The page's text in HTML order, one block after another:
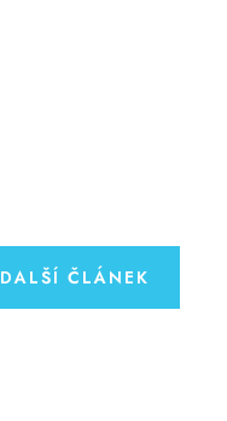
DALŠÍ ČLÁNEK